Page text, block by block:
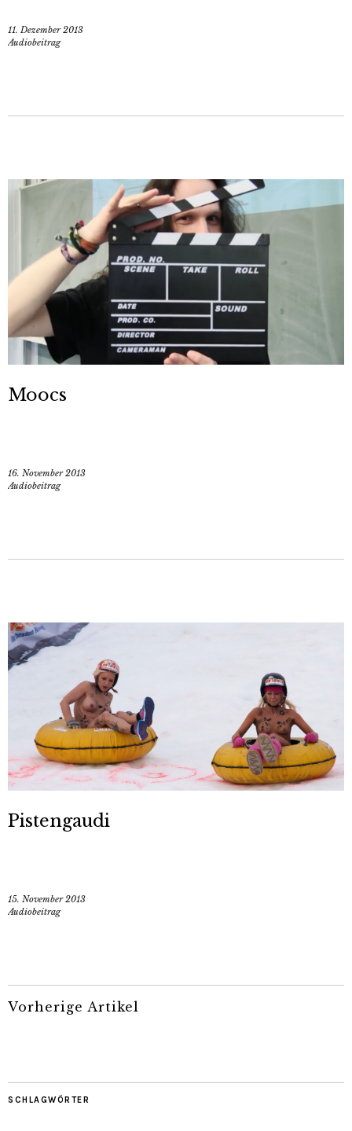
11. Dezember 2013
Audiobeitrag
Moocs
16. November 2013
Audiobeitrag
Pistengaudi
15. November 2013
Audiobeitrag
Vorherige Artikel
SCHLAGWÖRTER